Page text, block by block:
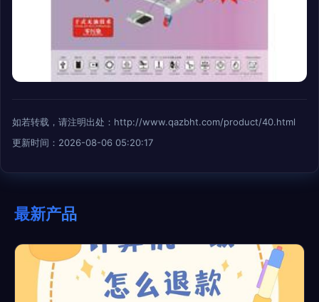
如若转载，请注明出处：http://www.qazbht.com/product/40.html
更新时间：2026-08-06 05:20:17
最新产品